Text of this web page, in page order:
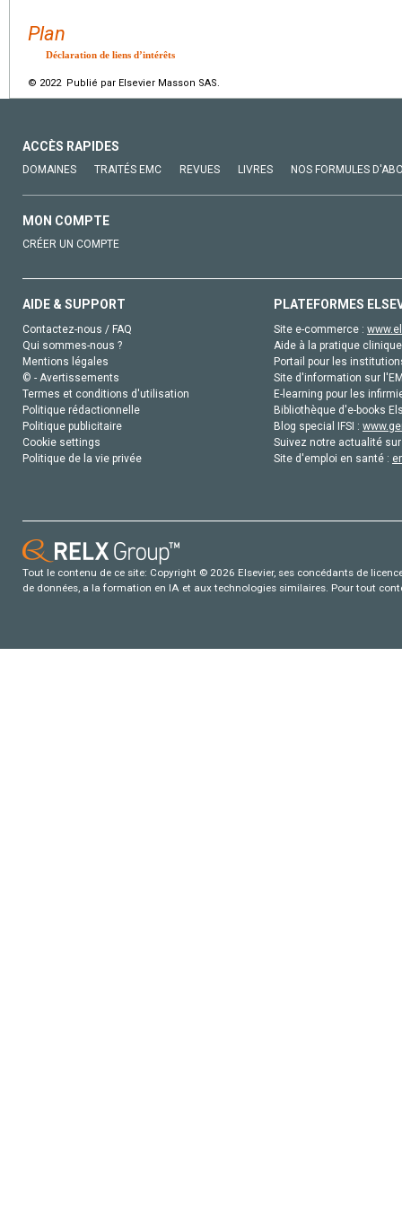
Plan
Déclaration de liens d’intérêts
© 2022 Publié par Elsevier Masson SAS.
ACCÈS RAPIDES
DOMAINES TRAITÉS EMC REVUES LIVRES NOS FORMULES
MON COMPTE
CRÉER UN COMPTE
AIDE & SUPPORT
Contactez-nous / FAQ
Qui sommes-nous ?
Mentions légales
© - Avertissements
Termes et conditions d'utilisation
Politique rédactionnelle
Politique publicitaire
Cookie settings
Politique de la vie privée
PLATEFORMES
Site e-commerce :
Aide à la pratique
Portail pour les
Site d'information sur
E-learning pour les
Bibliothèque d'e-books
Blog special IFSI :
Suivez notre actualité
Site d'emploi en santé :
Tout le contenu de ce site: Copyright © 2026 Elsevier, ses concédants de
de données, a la formation en IA et aux technologies similaires. Pour tout